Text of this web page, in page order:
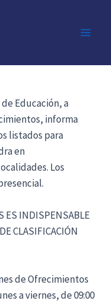
Educación, a
informa
listados para
en
Los
ES INDISPENSABLE
CLASIFICACIÓN
de Ofrecimientos
a viernes, de 09:00